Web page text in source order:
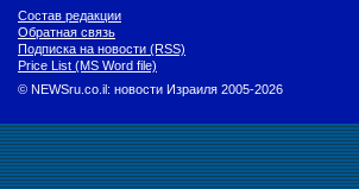
Состав редакции
Обратная связь
Подписка на новости (RSS)
Price List (MS Word file)
© NEWSru.co.il: новости Израиля 2005-2026